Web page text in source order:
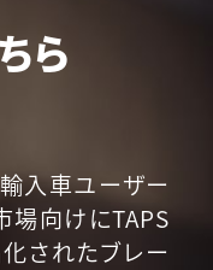
ら
入車ユーザー
場向けにTAPS
されたブレー